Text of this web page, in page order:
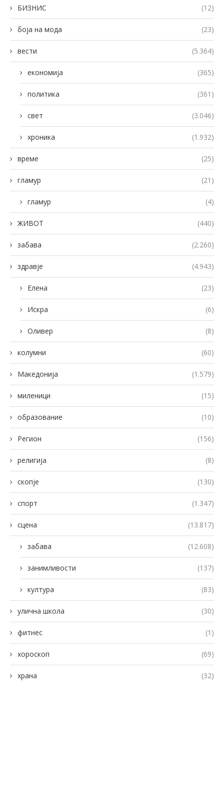
БИЗНИС (12)
боја на мода (23)
вести (5.364)
економија (365)
политика (361)
свет (3.046)
хроника (1.932)
време (25)
гламур (21)
гламур (4)
ЖИВОТ (440)
забава (2.260)
здравје (4.943)
Елена (23)
Искра (6)
Оливер (8)
колумни (60)
Македонија (1.579)
миленици (15)
образование (10)
Регион (156)
религија (8)
скопје (130)
спорт (1.347)
сцена (13.817)
забава (12.608)
занимливости (137)
култура (83)
улична школа (30)
фитнес (1)
хороскоп (69)
храна (32)